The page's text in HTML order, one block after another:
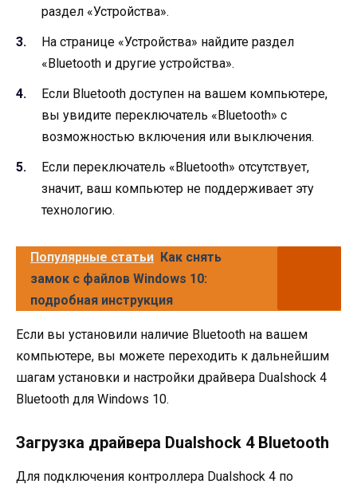
раздел «Устройства».
На странице «Устройства» найдите раздел
«Bluetooth и другие устройства».
Если Bluetooth доступен на вашем компьютере,
вы увидите переключатель «Bluetooth» с
возможностью включения или выключения.
Если переключатель «Bluetooth» отсутствует,
значит, ваш компьютер не поддерживает эту
технологию.
Популярные статьи Как снять
замок с файлов Windows 10:
подробная инструкция
Если вы установили наличие Bluetooth на вашем
компьютере, вы можете переходить к дальнейшим
шагам установки и настройки драйвера Dualshock 4
Bluetooth для Windows 10.
Загрузка драйвера Dualshock 4 Bluetooth
Для подключения контроллера Dualshock 4 по